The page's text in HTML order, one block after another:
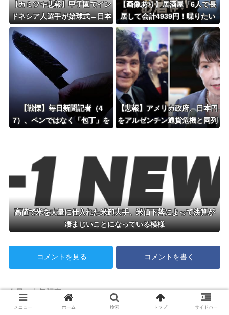
【カミツキ悲報】甲子園でイン
ドネシア人選手が始球式→日本
保守党・百田尚樹代表「甲子園
を政治利用するな！」
【画像あり】居酒屋「6人で長
居して会計4939円！喋りたい
だけなら公園に行ってくれ
（怒」
【戦慄】毎日新聞記者（4
7）、ペンではなく「包丁」を
【悲報】アメリカ政府、日本円
をアルゼンチン通貨危機と同列
高値で米を大量に仕入れた米卸大手、米価下落によって決算が
凄まじいことになっている模様
コメントを見る コメントを書く
今日の人気記事
【悲報】Jリーグさん、誰も観ないｗ
メニュー ホーム 検索 トップ サイドバー